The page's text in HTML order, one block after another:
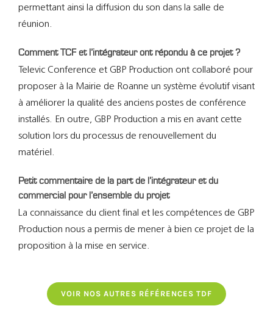
permettant ainsi la diffusion du son dans la salle de
réunion.
Comment TCF et l’intégrateur ont répondu à ce projet ?
Televic Conference et GBP Production ont collaboré pour
proposer à la Mairie de Roanne un système évolutif visant
à améliorer la qualité des anciens postes de conférence
installés. En outre, GBP Production a mis en avant cette
solution lors du processus de renouvellement du
matériel.
Petit commentaire de la part de l’intégrateur et du
commercial pour l’ensemble du projet
La connaissance du client final et les compétences de GBP
Production nous a permis de mener à bien ce projet de la
proposition à la mise en service.
VOIR NOS AUTRES RÉFÉRENCES TDF